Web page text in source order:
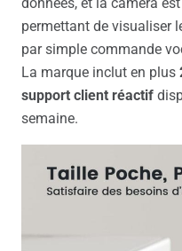
données, et la caméra est
permettant de visualiser
par simple commande
La marque inclut en plus
support client réactif
semaine.